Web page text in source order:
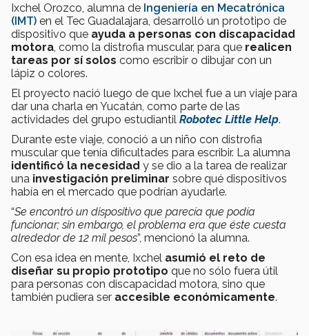
Ixchel Orozco, alumna de Ingeniería en Mecatrónica
(IMT) en el Tec Guadalajara, desarrolló un prototipo de
dispositivo que ayuda a personas con discapacidad
motora , como la distrofia muscular, para que realicen
tareas por sí solos como escribir o dibujar con un
lápiz o colores.
El proyecto nació luego de que Ixchel fue a un viaje para
dar una charla en Yucatán, como parte de las
actividades del grupo estudiantil Robotec Little Help.
Durante este viaje, conoció a un niño con distrofia
muscular que tenía dificultades para escribir. La alumna
identificó la necesidad y se dio a la tarea de realizar
una investigación preliminar sobre qué dispositivos
había en el mercado que podrían ayudarle.
“Se encontró un dispositivo que parecía que podía
funcionar; sin embargo, el problema era que éste cuesta
alrededor de 12 mil pesos”, mencionó la alumna.
Con esa idea en mente, Ixchel asumió el reto de
diseñar su propio prototipo que no sólo fuera útil
para personas con discapacidad motora, sino que
también pudiera ser accesible económicamente.